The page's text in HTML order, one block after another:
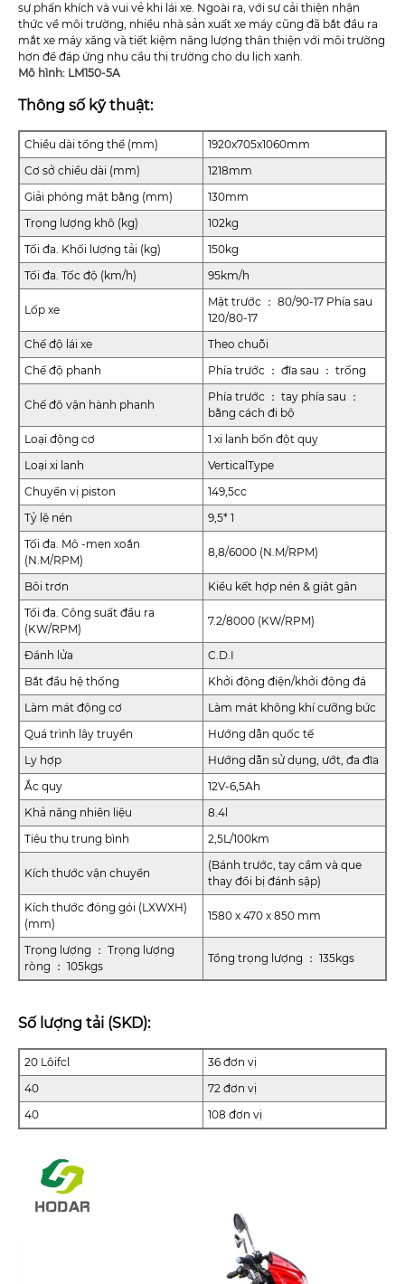
sự phấn khích và vui vẻ khi lái xe. Ngoài ra, với sự cải thiện nhận
thức về môi trường, nhiều nhà sản xuất xe máy cũng đã bắt đầu ra
mắt xe máy xăng và tiết kiệm năng lượng thân thiện với môi trường
hơn để đáp ứng nhu cầu thị trường cho du lịch xanh.
Mô hình: LM150-5A
Thông số kỹ thuật:
Chiều dài tổng thể (mm)
1920x705x1060mm
Cơ sở chiều dài (mm)
1218mm
Giải phóng mặt bằng (mm)
130mm
Trọng lượng khô (kg)
102kg
Tối đa. Khối lượng tải (kg)
150kg
Tối đa. Tốc độ (km/h)
95km/h
Lốp xe
Mặt trước ： 80/90-17 Phía sau
120/80-17
Chế độ lái xe
Theo chuỗi
Chế độ phanh
Phía trước ： đĩa sau ： trống
Chế độ vận hành phanh
Phía trước ： tay phía sau ：
bằng cách đi bộ
Loại động cơ
1 xi lanh bốn đột quỵ
Loại xi lanh
VerticalType
Chuyển vị piston
149,5cc
Tỷ lệ nén
9,5* 1
Tối đa. Mô -men xoắn
(N.M/RPM)
8,8/6000 (N.M/RPM)
Bôi trơn
Kiểu kết hợp nén & giật gân
Tối đa. Công suất đầu ra
(KW/RPM)
7.2/8000 (KW/RPM)
Đánh lửa
C.D.I
Bắt đầu hệ thống
Khởi động điện/khởi động đá
Làm mát động cơ
Làm mát không khí cưỡng bức
Quá trình lây truyền
Hướng dẫn quốc tế
Ly hợp
Hướng dẫn sử dụng, ướt, đa đĩa
Ắc quy
12V-6,5Ah
Khả năng nhiên liệu
8.4l
Tiêu thụ trung bình
2,5L/100km
Kích thước vận chuyển
(Bánh trước, tay cầm và que
thay đổi bị đánh sập)
Kích thước đóng gói (LXWXH)
(mm)
1580 x 470 x 850 mm
Trọng lượng ： Trọng lượng
ròng ： 105kgs
Tổng trọng lượng ： 135kgs
Số lượng tải (SKD):
20 Lôifcl
36 đơn vị
40
72 đơn vị
40
108 đơn vị